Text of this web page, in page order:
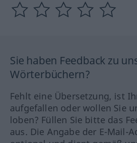
Sie haben Feedback zu
Wörterbüchern?
Fehlt eine Übersetzung, ist
aufgefallen oder wollen Sie
loben? Füllen Sie bitte das
aus. Die Angabe der E-Mail-